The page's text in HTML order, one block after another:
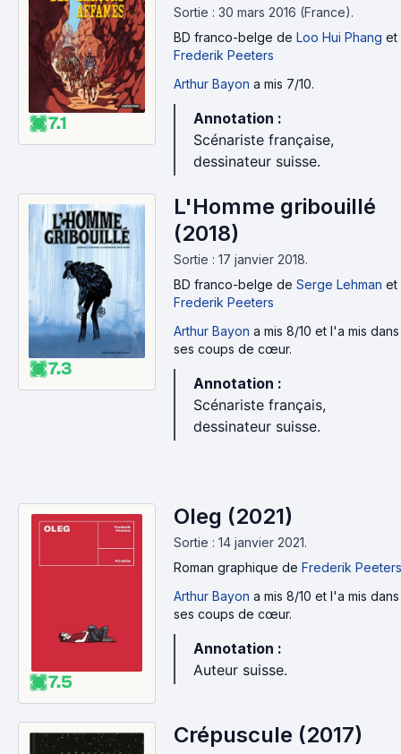
7.1
Sortie : 30 mars 2016 (France).
BD franco-belge de Loo Hui Phang et
Frederik Peeters
Arthur Bayon a mis 7/10.
Annotation :
Scénariste française,
dessinateur suisse.
7.3
L'Homme gribouillé
(2018)
Sortie : 17 janvier 2018.
BD franco-belge de Serge Lehman et
Frederik Peeters
Arthur Bayon a mis 8/10 et l'a mis dans
ses coups de cœur.
Annotation :
Scénariste français,
dessinateur suisse.
7.5
Oleg (2021)
Sortie : 14 janvier 2021.
Roman graphique de Frederik Peeters
Arthur Bayon a mis 8/10 et l'a mis dans
ses coups de cœur.
Annotation :
Auteur suisse.
Crépuscule (2017)